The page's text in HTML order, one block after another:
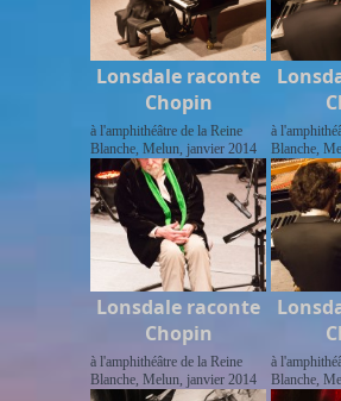
Lonsdale raconte
Chopin
à l'amphithéâtre de la Reine
Blanche, Melun, janvier 2014
à
Blanche,
Lonsdale raconte
Chopin
à l'amphithéâtre de la Reine
Blanche, Melun, janvier 2014
à
Blanche,